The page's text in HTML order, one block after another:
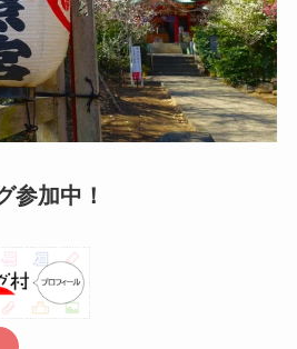
参加中！